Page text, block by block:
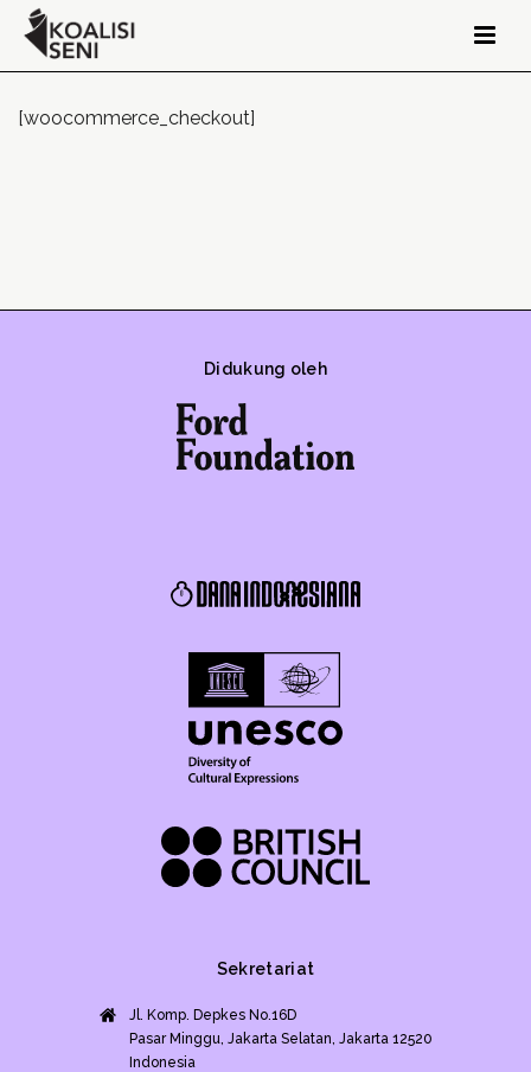
[woocommerce_checkout]
Didukung oleh
Sekretariat
Jl. Komp. Depkes No.16D
Pasar Minggu, Jakarta Selatan, Jakarta 12520
Indonesia